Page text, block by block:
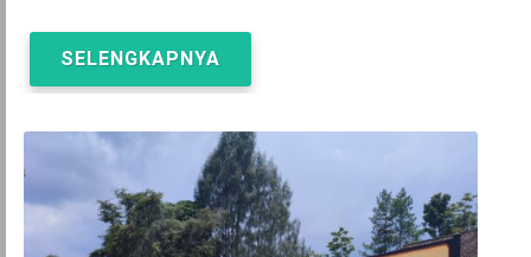
SELENGKAPNYA